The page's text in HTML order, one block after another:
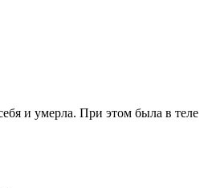
и умерла. При этом была в теле